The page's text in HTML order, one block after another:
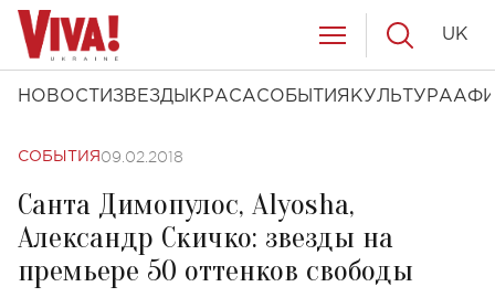
НОВОСТИ ЗВЕЗДЫ КРАСАСОБЫТИЯ КУЛЬТУРА
UK
СОБЫТИЯ 09.02.2018
Санта Димопулос, Alyosha,
Александр Скичко: звезды на
премьере 50 оттенков свободы